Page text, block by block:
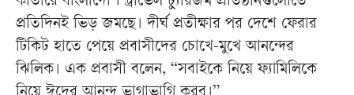
প্রতিদিনই ভিড় জমছে। দীর্ঘ প্রতীক্ষার পর দেশে ফেরার
টিকিট হাতে পেয়ে প্রবাসীদের চোখে-মুখে আনন্দের
ঝিলিক। এক প্রবাসী বলেন, “সবাইকে নিয়ে ফ্যামিলিকে